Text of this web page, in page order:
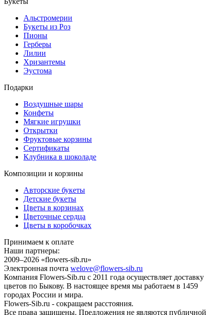
Альстромерии
Букеты из Роз
Пионы
Герберы
Лилии
Хризантемы
Эустома
Подарки
Воздушные шары
Конфеты
Мягкие игрушки
Открытки
Фруктовые корзины
Сертификаты
Клубника в шоколаде
Композиции и корзины
Авторские букеты
Детские букеты
Цветы в корзинах
Цветочные сердца
Цветы в коробочках
Принимаем к оплате
Наши партнеры:
2009–2026 «flowers-sib.ru»
Электронная почта welove@flowers-sib.ru
Компания Flowers-Sib.ru с 2011 года осуществляет доставку
цветов по Быкову. В настоящее время мы работаем в 1459
городах России и мира.
Flowers-Sib.ru - сокращаем расстояния.
Все права защищены. Предложения не являются публичной